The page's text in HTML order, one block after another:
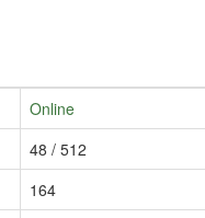
Online
48 / 512
164